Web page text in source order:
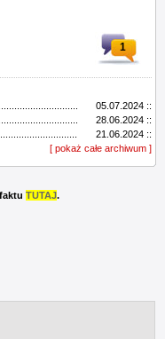
1
05.07.2024 ::
28.06.2024 ::
21.06.2024 ::
14.06.2024 ::
[ pokaż całe archiwum ]
TUTAJ.